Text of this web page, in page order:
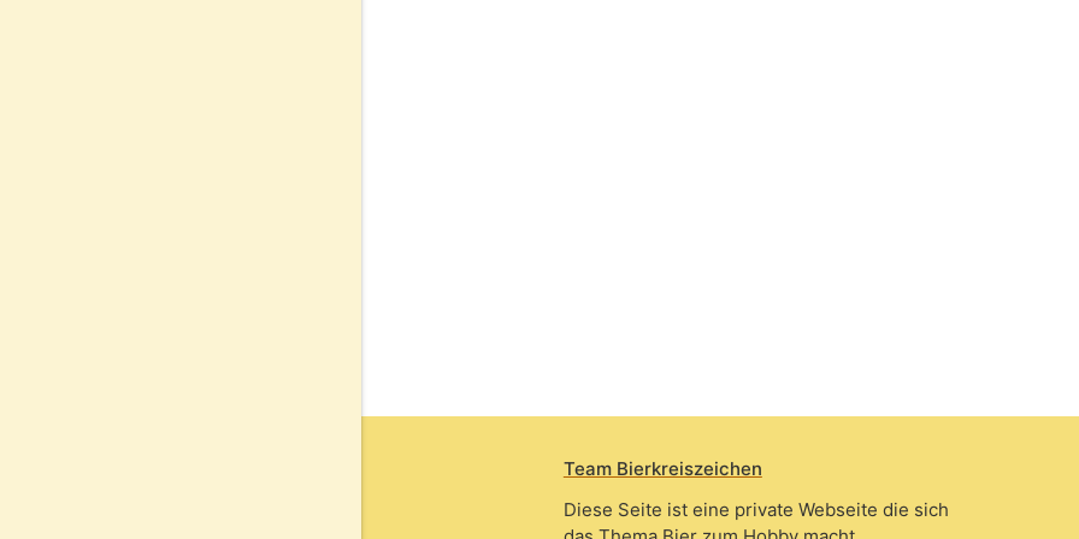
Team Bierkreiszeichen
Diese Seite ist eine private Webseite die sich